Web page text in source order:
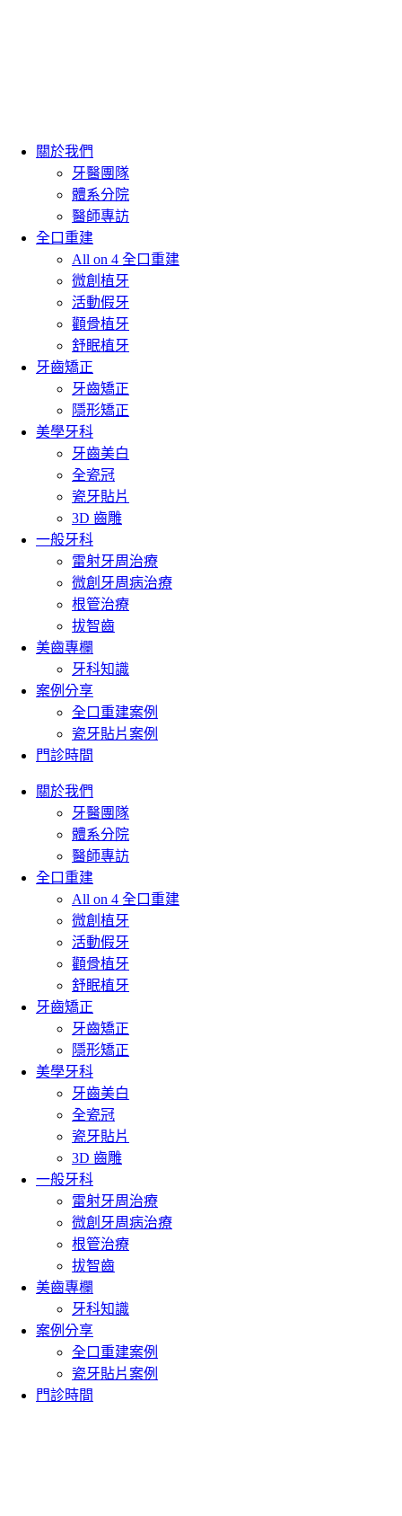
關於我們
牙醫團隊
體系分院
醫師專訪
全口重建
All on 4 全口重建
微創植牙
活動假牙
顴骨植牙
舒眠植牙
牙齒矯正
牙齒矯正
隱形矯正
美學牙科
牙齒美白
全瓷冠
瓷牙貼片
3D 齒雕
一般牙科
雷射牙周治療
微創牙周病治療
根管治療
拔智齒
美齒專欄
牙科知識
案例分享
全口重建案例
瓷牙貼片案例
門診時間
關於我們
牙醫團隊
體系分院
醫師專訪
全口重建
All on 4 全口重建
微創植牙
活動假牙
顴骨植牙
舒眠植牙
牙齒矯正
牙齒矯正
隱形矯正
美學牙科
牙齒美白
全瓷冠
瓷牙貼片
3D 齒雕
一般牙科
雷射牙周治療
微創牙周病治療
根管治療
拔智齒
美齒專欄
牙科知識
案例分享
全口重建案例
瓷牙貼片案例
門診時間